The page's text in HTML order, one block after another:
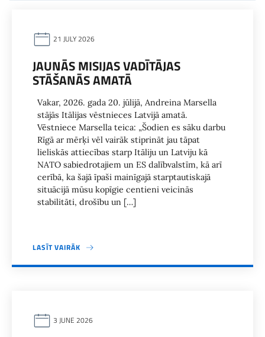
21 JULY 2026
JAUNĀS MISIJAS VADĪTĀJAS
STĀŠANĀS AMATĀ
Vakar, 2026. gada 20. jūlijā, Andreina Marsella
stājās Itālijas vēstnieces Latvijā amatā.
Vēstniece Marsella teica: „Šodien es sāku darbu
Rīgā ar mērķi vēl vairāk stiprināt jau tāpat
lieliskās attiecības starp Itāliju un Latviju kā
NATO sabiedrotajiem un ES dalībvalstīm, kā arī
cerībā, ka šajā īpaši mainīgajā starptautiskajā
situācijā mūsu kopīgie centieni veicinās
stabilitāti, drošību un […]
LASĪT VAIRĀK
3 JUNE 2026